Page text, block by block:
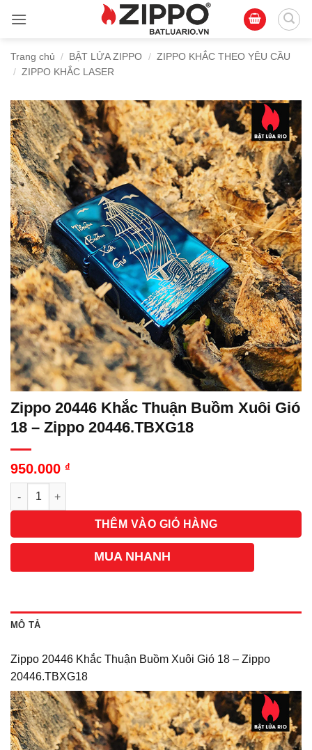
qua
dungTrang chủ / BẬT LỬA ZIPPO / ZIPPO KHẮC THEO YÊU CẦU
/ ZIPPO KHẮC LASER
Zippo 20446 Khắc Thuận Buồm Xuôi Gió
18 – Zippo 20446.TBXG18
950.000 ₫
Số lượng
THÊM VÀO GIỎ HÀNG
MUA NHANH
MÔ TẢ
Zippo 20446 Khắc Thuận Buồm Xuôi Gió 18 – Zippo
20446.TBXG18